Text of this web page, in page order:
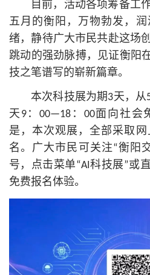
目前，活动各项筹备工
五月的衡阳，万物勃发，
绪，静待广大市民共赴这场
跳动的强劲脉搏，见证衡阳
技之笔谱写的崭新篇章。
本次科技展为期3天，从
天9：00—18：00面向社会
是，本次观展，全部采取
名。广大市民可关注“衡阳
号，点击菜单“AI科技展”或
免费报名体验。